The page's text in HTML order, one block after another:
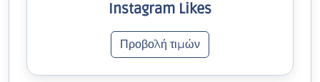
Instagram Likes
Προβολή τιμών